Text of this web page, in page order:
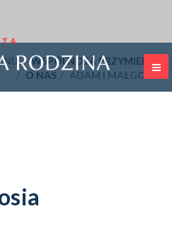
WSPÓLNOTA PRZYMIERZA
O NAS
ADAM I MAŁGOSIA